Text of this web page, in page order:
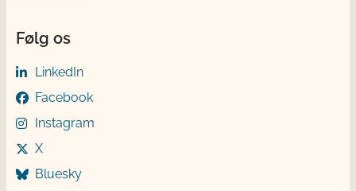
Følg os
LinkedIn
Facebook
Instagram
X
Bluesky